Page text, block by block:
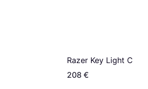
Razer Key Light
208 €